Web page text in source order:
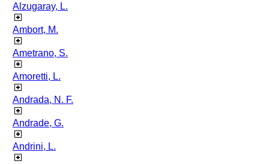
Alzugaray, L.
Ambort, M.
Ametrano, S.
Amoretti, L.
Andrada, N. F.
Andrade, G.
Andrini, L.